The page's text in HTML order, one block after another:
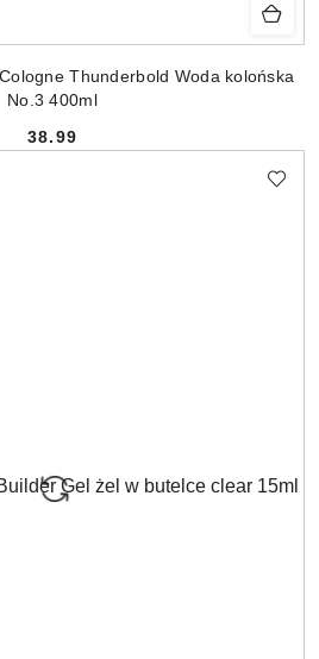
Thunderbold Woda kolońska
No.3 400ml
Cena:
38.99